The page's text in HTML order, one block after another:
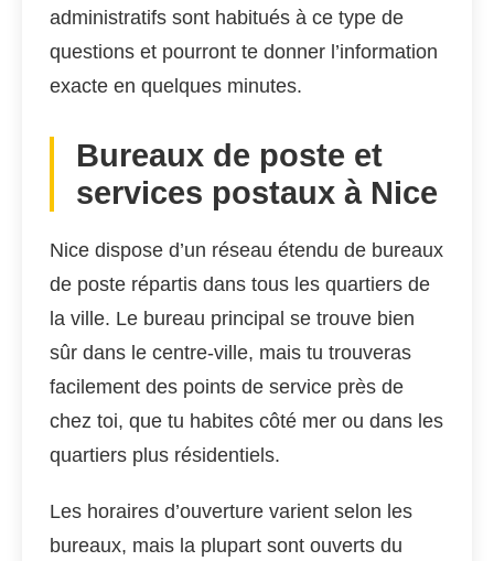
administratifs sont habitués à ce type de
questions et pourront te donner l’information
exacte en quelques minutes.
Bureaux de poste et
services postaux à Nice
Nice dispose d’un réseau étendu de bureaux
de poste répartis dans tous les quartiers de
la ville. Le bureau principal se trouve bien
sûr dans le centre-ville, mais tu trouveras
facilement des points de service près de
chez toi, que tu habites côté mer ou dans les
quartiers plus résidentiels.
Les horaires d’ouverture varient selon les
bureaux, mais la plupart sont ouverts du